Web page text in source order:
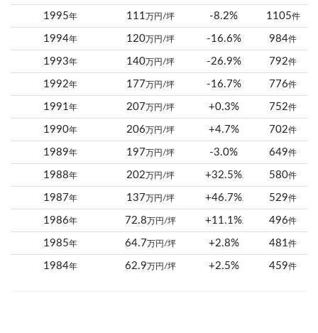
1995年 111 万円/坪 -8.2% 1105件
1994年 120 万円/坪 -16.6% 984件
1993年 140 万円/坪 -26.9% 792件
1992年 177 万円/坪 -16.7% 776件
1991年 207 万円/坪 +0.3% 752件
1990年 206 万円/坪 +4.7% 702件
1989年 197 万円/坪 -3.0% 649件
1988年 202 万円/坪 +32.5% 580件
1987年 137 万円/坪 +46.7% 529件
1986年 72.8 万円/坪 +11.1% 496件
1985年 64.7 万円/坪 +2.8% 481件
1984年 62.9 万円/坪 +2.5% 459件